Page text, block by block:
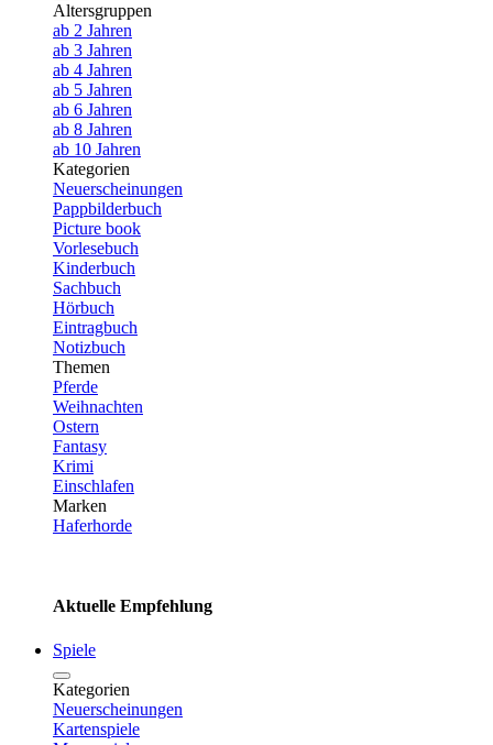
Altersgruppen
ab 2 Jahren
ab 3 Jahren
ab 4 Jahren
ab 5 Jahren
ab 6 Jahren
ab 8 Jahren
ab 10 Jahren
Kategorien
Neuerscheinungen
Pappbilderbuch
Picture book
Vorlesebuch
Kinderbuch
Sachbuch
Hörbuch
Eintragbuch
Notizbuch
Themen
Pferde
Weihnachten
Ostern
Fantasy
Krimi
Einschlafen
Marken
Haferhorde
Aktuelle Empfehlung
Spiele
Kategorien
Neuerscheinungen
Kartenspiele